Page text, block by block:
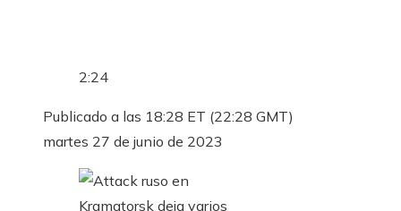
2:24
Publicado a las 18:28 ET (22:28 GMT)
martes 27 de junio de 2023